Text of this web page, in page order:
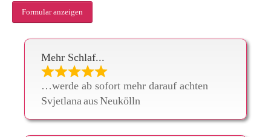
Formular anzeigen
Mehr Schlaf...
…werde ab sofort mehr darauf achten
Svjetlana ausNeukölln